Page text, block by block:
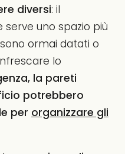
diversi: il
uno spazio più
ormai datati o
lo
la pareti
potrebbero
per organizzare gli